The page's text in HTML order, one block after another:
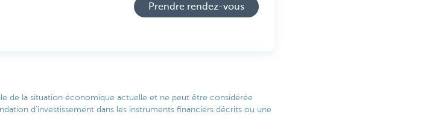
Prendre rendez-vous
de la situation économique actuelle et ne peut être considérée
d’investissement dans les instruments financiers décrits ou une